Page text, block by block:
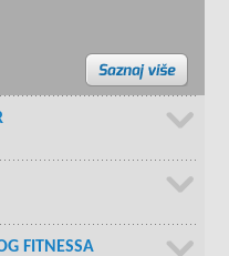
FITNESSA